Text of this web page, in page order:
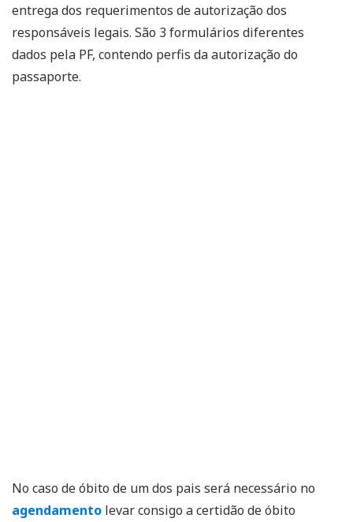
entrega dos requerimentos de autorização dos
responsáveis legais. São 3 formulários diferentes
dados pela PF, contendo perfis da autorização do
passaporte.
No caso de óbito de um dos pais será necessário no
agendamento levar consigo a certidão de óbito